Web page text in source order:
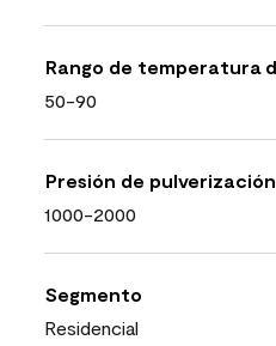
Rango de temperatura
50-90
Presión de
1000-2000
Segmento
Residencial